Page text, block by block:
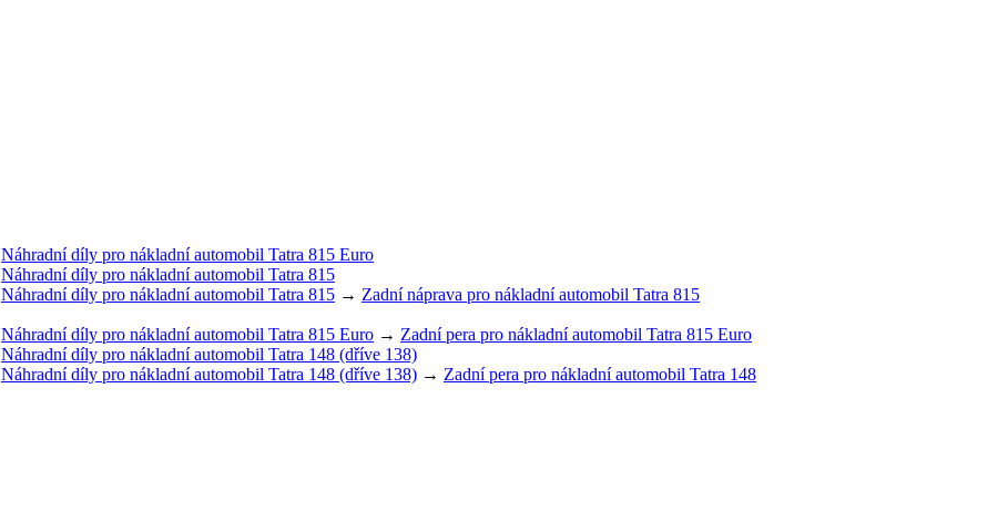
Náhradní díly pro nákladní automobil Tatra 815 Euro
Náhradní díly pro nákladní automobil Tatra 815
Náhradní díly pro nákladní automobil Tatra 815 → Zadní náprava pro nákladní automobil Tatra 815
Náhradní díly pro nákladní automobil Tatra 815 Euro → Zadní pera pro nákladní automobil Tatra 815 Euro
Náhradní díly pro nákladní automobil Tatra 148 (dříve 138)
Náhradní díly pro nákladní automobil Tatra 148 (dříve 138) → Zadní pera pro nákladní automobil Tatra 148